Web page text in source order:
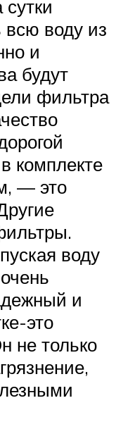
всю воду из
и
будут
фильтра
комплекте
— это
воду
и
это
не только